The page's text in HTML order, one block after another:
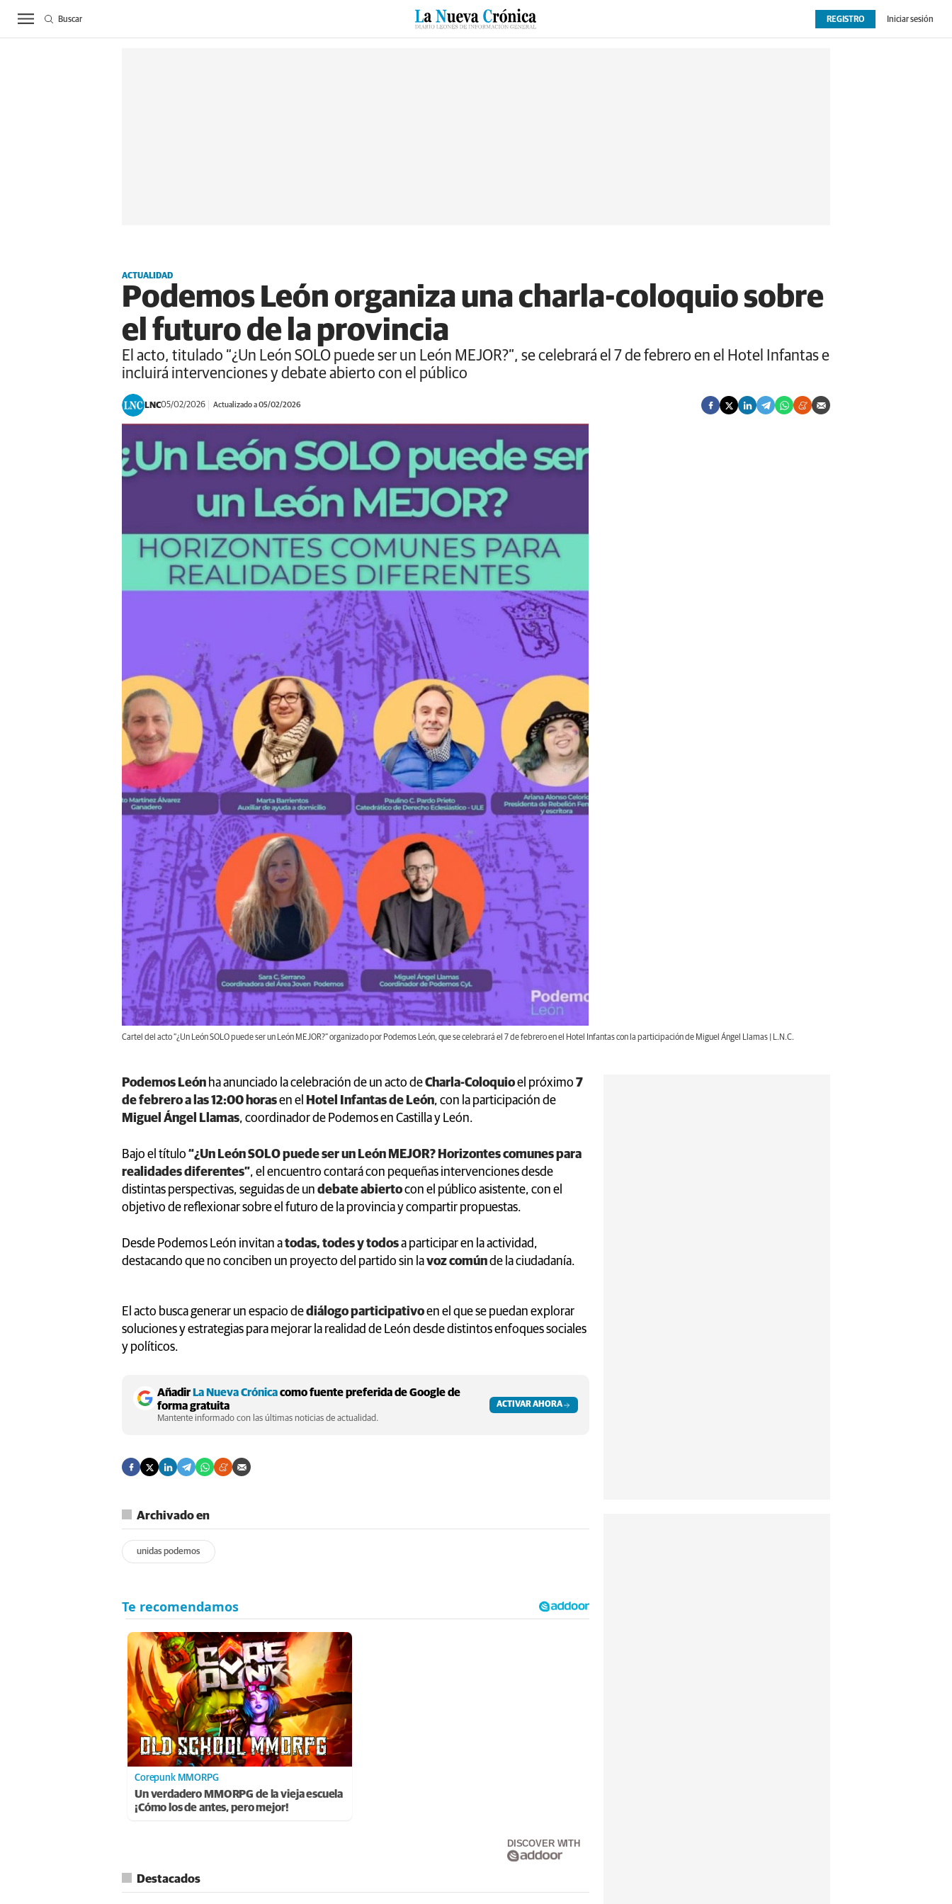
ACTUALIDAD BIERZO SUCESOS CULTURAS ESPECIALES DEPORTES OPINIÓN EXTRAS
REGISTRO Iniciar sesión
Buscar
ACTUALIDAD
Podemos León organiza una charla-coloquio sobre
el futuro de la provincia
El acto, titulado “¿Un León SOLO puede ser un León MEJOR?”, se celebrará el 7 de febrero en el Hotel Infantas e
incluirá intervenciones y debate abierto con el público
LNC05/02/2026 Actualizado a 05/02/2026
Cartel del acto “¿Un León SOLO puede ser un León MEJOR?” organizado por Podemos León, que se celebrará el 7 de febrero en el Hotel Infantas con la participación de Miguel Ángel Llamas | L.N.C.
Podemos León ha anunciado la celebración de un acto deCharla-Coloquioel próximo 7
de febrero a las 12:00 horasen el Hotel Infantas de León, con la participación de
Miguel Ángel Llamas, coordinador de Podemos en Castilla y León.
Bajo el título “¿Un León SOLO puede ser un León MEJOR? Horizontes comunes para
realidades diferentes”, el encuentro contará con pequeñas intervenciones desde
distintas perspectivas, seguidas de un debate abiertocon el público asistente, con el
objetivo de reflexionar sobre el futuro de la provincia y compartir propuestas.
Desde Podemos León invitan atodas, todes y todosa participar en la actividad,
destacando que no conciben un proyecto del partido sin lavoz comúnde la ciudadanía.
El acto busca generar un espacio dediálogo participativoen el que se puedan explorar
soluciones y estrategias para mejorar la realidad de León desde distintos enfoques sociales
y políticos.
Añadir La Nueva Crónicacomo fuente preferida de Google de
forma gratuita
Mantente informado con las últimas noticias de actualidad.
ACTIVAR AHORA
Archivado en
unidas podemos
Corepunk MMORPG
Un verdadero MMORPG de la vieja escuela
¡Cómo los de antes, pero mejor!
DISCOVER WITH
Destacados